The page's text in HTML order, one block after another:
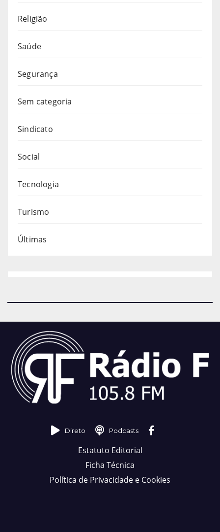
Religião
Saúde
Segurança
Sem categoria
Sindicato
Social
Tecnologia
Turismo
Últimas
Direto Podcasts
Estatuto Editorial
Ficha Técnica
Política de Privacidade e Cookies